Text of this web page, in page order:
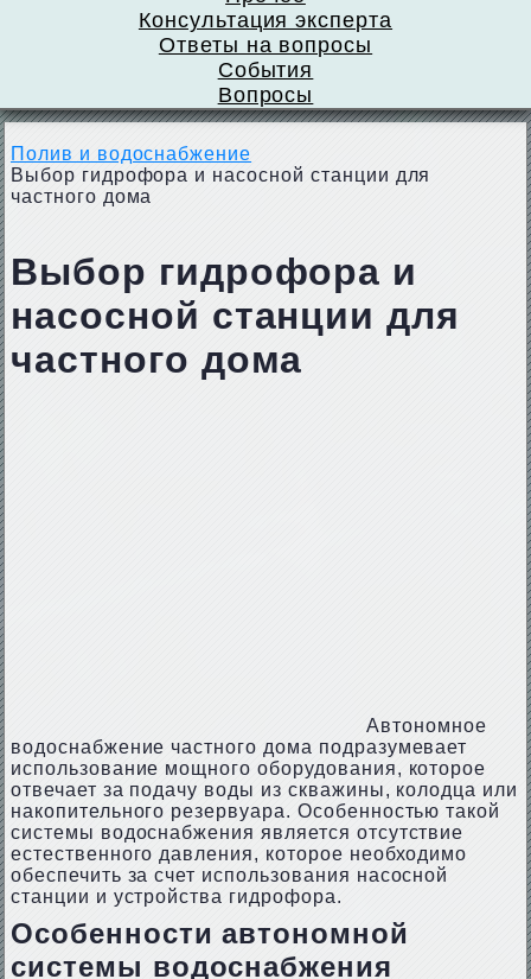
Консультация эксперта
Ответы на вопросы
События
Вопросы
Полив и водоснабжение
Выбор гидрофора и насосной станции для
частного дома
Выбор гидрофора и
насосной станции для
частного дома
Автономное
водоснабжение частного дома подразумевает
использование мощного оборудования, которое
отвечает за подачу воды из скважины, колодца или
накопительного резервуара. Особенностью такой
системы водоснабжения является отсутствие
естественного давления, которое необходимо
обеспечить за счет использования насосной
станции и устройства гидрофора.
Особенности автономной
системы водоснабжения